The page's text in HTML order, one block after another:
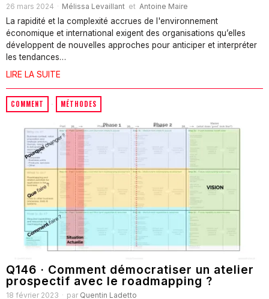
26 mars 2024 Mélissa Levaillant et Antoine Maire
La rapidité et la complexité accrues de l'environnement
économique et international exigent des organisations qu’elles
développent de nouvelles approches pour anticiper et interpréter
les tendances…
LIRE LA SUITE
COMMENT · MÉTHODES
Q146 · Comment démocratiser un atelier
prospectif avec le roadmapping ?
18 février 2023 par Quentin Ladetto